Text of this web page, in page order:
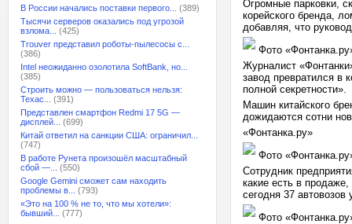
В России начались поставки первого...
(389)
Тысячи серверов оказались под угрозой
взлома...
(425)
Trouver представил роботы-пылесосы с...
(386)
Intel неожиданно озолотила SoftBank, но...
(385)
Строить можно — пользоваться нельзя:
Техас...
(391)
Представлен смартфон Redmi 17 5G —
дисплей...
(699)
Китай ответил на санкции США: ограничил...
(747)
В работе Рунета произошёл масштабный
сбой —...
(550)
Google Gemini сможет сам находить
проблемы в...
(793)
«Это на 100 % не то, что мы хотели»:
бывший...
(777)
Огромные парковки,
корейского бренда,
добавляя, что
Фото
Журналист
завод превратился в
полной секретности».
Машин китайского
дожидаются сотни
«Фонтанка.ру»
Фото
Сотрудник
какие есть в
сегодня 37
Фото